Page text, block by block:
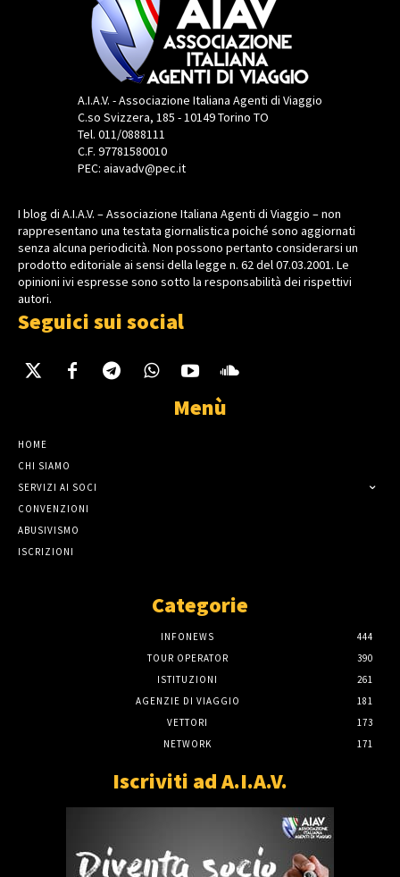
A.I.A.V. - Associazione Italiana Agenti di Viaggio
C.so Svizzera, 185 - 10149 Torino TO
Tel. 011/0888111
C.F. 97781580010
PEC: aiavadv@pec.it
I blog di A.I.A.V. – Associazione Italiana Agenti di Viaggio – non
rappresentano una testata giornalistica poiché sono aggiornati
senza alcuna periodicità. Non possono pertanto considerarsi un
prodotto editoriale ai sensi della legge n. 62 del 07.03.2001. Le
opinioni ivi espresse sono sotto la responsabilità dei rispettivi
autori.
Seguici sui social
Menù
HOME
CHI SIAMO
SERVIZI AI SOCI
CONVENZIONI
ABUSIVISMO
ISCRIZIONI
Categorie
INFONEWS
444
TOUR OPERATOR
390
ISTITUZIONI
261
AGENZIE DI VIAGGIO
181
VETTORI
173
NETWORK
171
Iscriviti ad A.I.A.V.